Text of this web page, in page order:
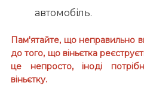
автомобіль.
Пам'ятайте, що неправильно
до того, що віньєтка
це непросто, іноді
віньєтку.